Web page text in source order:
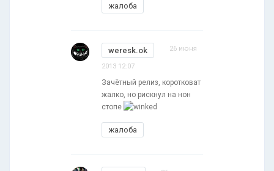
жалоба
weresk.ok 26 июня
2013 12:07
Зачётный релиз, коротковат
жалко, но рискнул на нон
стопе
жалоба